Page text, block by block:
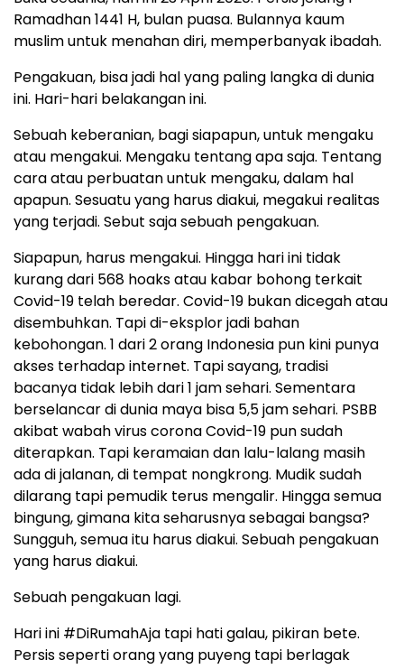
Ramadhan 1441 H, bulan puasa. Bulannya kaum
muslim untuk menahan diri, memperbanyak ibadah.
Pengakuan, bisa jadi hal yang paling langka di dunia
ini. Hari-hari belakangan ini.
Sebuah keberanian, bagi siapapun, untuk mengaku
atau mengakui. Mengaku tentang apa saja. Tentang
cara atau perbuatan untuk mengaku, dalam hal
apapun. Sesuatu yang harus diakui, megakui realitas
yang terjadi. Sebut saja sebuah pengakuan.
Siapapun, harus mengakui. Hingga hari ini tidak
kurang dari 568 hoaks atau kabar bohong terkait
Covid-19 telah beredar. Covid-19 bukan dicegah atau
disembuhkan. Tapi di-eksplor jadi bahan
kebohongan. 1 dari 2 orang Indonesia pun kini punya
akses terhadap internet. Tapi sayang, tradisi
bacanya tidak lebih dari 1 jam sehari. Sementara
berselancar di dunia maya bisa 5,5 jam sehari. PSBB
akibat wabah virus corona Covid-19 pun sudah
diterapkan. Tapi keramaian dan lalu-lalang masih
ada di jalanan, di tempat nongkrong. Mudik sudah
dilarang tapi pemudik terus mengalir. Hingga semua
bingung, gimana kita seharusnya sebagai bangsa?
Sungguh, semua itu harus diakui. Sebuah pengakuan
yang harus diakui.
Sebuah pengakuan lagi.
Hari ini #DiRumahAja tapi hati galau, pikiran bete.
Persis seperti orang yang puyeng tapi berlagak